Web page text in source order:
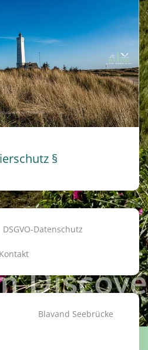
§
DSGVO-Datenschutz
Kontakt
Blavand Seebrücke